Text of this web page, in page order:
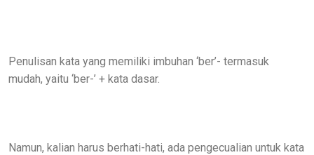
Penulisan kata yang memiliki imbuhan ‘ber’- termasuk
mudah, yaitu ‘ber-’ + kata dasar.
Namun, kalian harus berhati-hati, ada pengecualian untuk kata